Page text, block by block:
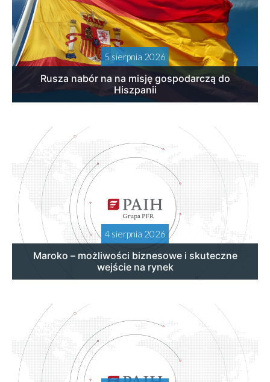
5 sierpnia 2026
Rusza nabór na na misję gospodarczą do
Hiszpanii
4 sierpnia 2026
Maroko – możliwości biznesowe i skuteczne
wejście na rynek